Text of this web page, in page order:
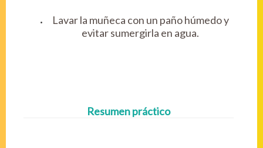
Lavar la muñeca con un paño húmedo y
evitar sumergirla en agua.
Resumen práctico